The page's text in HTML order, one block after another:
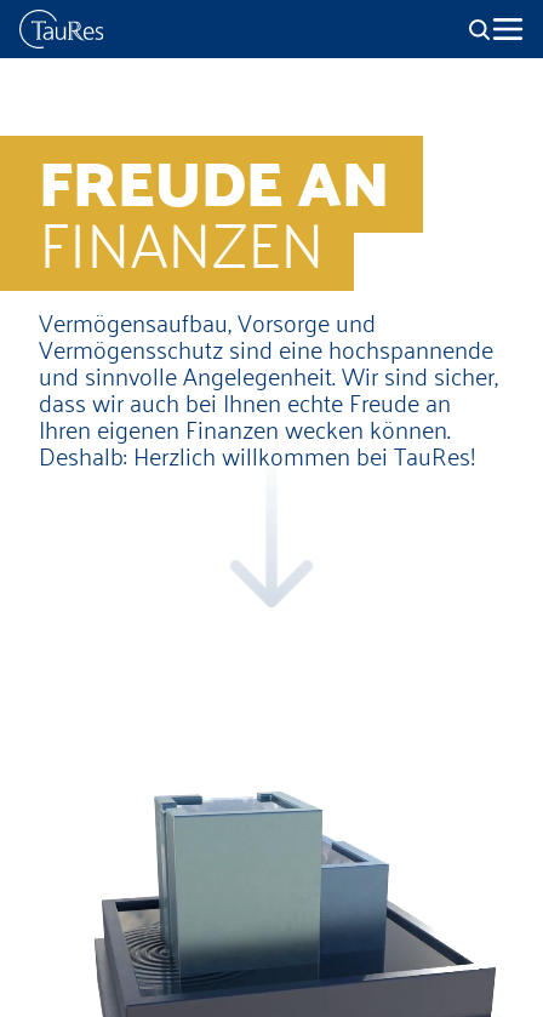
FREUDE AN
FINANZEN
Vermögensaufbau, Vorsorge und
Vermögensschutz sind eine hochspannende
und sinnvolle Angelegenheit. Wir sind sicher,
dass wir auch bei Ihnen echte Freude an
Ihren eigenen Finanzen wecken können.
Deshalb: Herzlich willkommen bei TauRes!